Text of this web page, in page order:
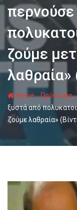
ζούμε
λαθραία»
Home-Πρόσωπα
ξυστά από
ζούμε λαθραία»